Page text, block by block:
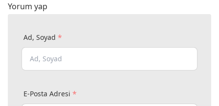
Yorum yap
Ad, Soyad *
E-Posta Adresi *